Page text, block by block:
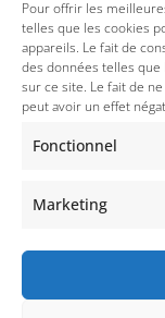
Pour offrir les
telles que les cookies
appareils. Le fait de
des données telles
sur ce site. Le fait de
peut avoir un effet
Fonctionnel
Marketing
Politique de
Nos réseaux